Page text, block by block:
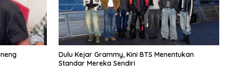
Dulu Kejar Grammy, Kini BTS Menentukan
Standar Mereka Sendiri